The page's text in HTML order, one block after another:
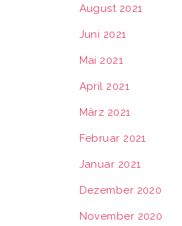
August 2021
Juni 2021
Mai 2021
April 2021
März 2021
Februar 2021
Januar 2021
Dezember 2020
November 2020